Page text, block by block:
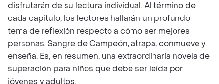
disfrutarán de su lectura individual. Al término de
cada capítulo, los lectores hallarán un profundo
tema de reflexión respecto a cómo ser mejores
personas. Sangre de Campeón, atrapa, conmueve y
enseña. Es, en resumen, una extraordinaria novela de
superación para niños que debe ser leída por
jóvenes y adultos.